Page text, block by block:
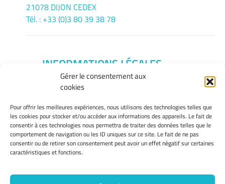
Gérer le consentement aux
cookies
Pour offrir les meilleures expériences, nous utilisons des technologies telles que
les cookies pour stocker et/ou accéder aux informations des appareils. Le fait de
consentir à ces technologies nous permettra de traiter des données telles que le
comportement de navigation ou les ID uniques sur ce site. Le fait de ne pas
consentir ou de retirer son consentement peut avoir un effet négatif sur certaines
caractéristiques et fonctions.
21078 DIJON CEDEX
Tél. : +33 (0)3 80 39 38 78
INFORMATIONS LÉGALES
Mentions légales
Gérer mes cookies
Politique de cookies
Déclaration de confidentialité
Avertissement
INTRANET